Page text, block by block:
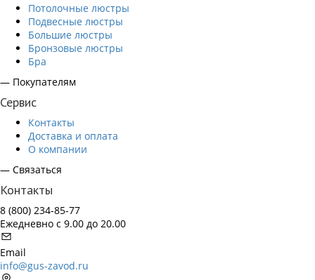
Потолочные люстры
Подвесные люстры
Большие люстры
Бронзовые люстры
Бра
— Покупателям
Сервис
Контакты
Доставка и оплата
О компании
— Связаться
Контакты
8 (800) 234-85-77
Ежедневно с 9.00 до 20.00
Email
info@gus-zavod.ru